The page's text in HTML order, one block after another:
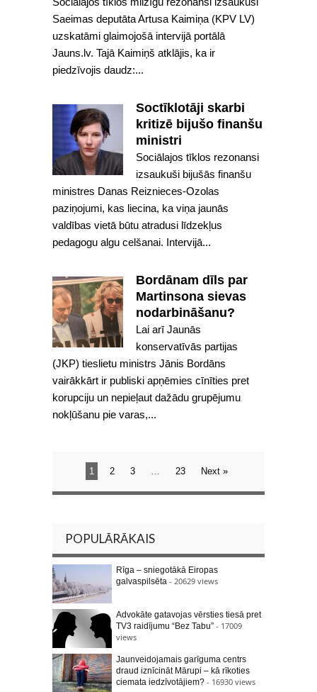
Saeimas deputāta Artusa Kaimiņa (KPV LV)
uzskatāmi glaimojošā intervijā portālā
Jauns.lv. Tajā Kaimiņš atklājis, ka ir
piedzīvojis daudz:...
Soctīklotāji skarbi
kritizē bijušo finanšu
ministri
Sociālajos tīklos rezonansi
izsaukuši bijušās finanšu
ministres Danas Reiznieces-Ozolas
paziņojumi, kas liecina, ka viņa jaunās
valdības vietā būtu atradusi līdzekļus
pedagogu algu celšanai. Intervijā...
Bordānam dīls par
Martinsona sievas
nodarbināšanu?
Lai arī Jaunās
konservatīvās partijas
(JKP) tieslietu ministrs Jānis Bordāns
vairākkārt ir publiski apņēmies cīnīties pret
korupciju un nepieļaut dažādu grupējumu
nokļūšanu pie varas,...
1 2 3 … 23 Next »
POPULĀRĀKAIS
Rīga – sniegotākā Eiropas
galvaspilsēta - 20629 views
Advokāte gatavojas vērsties tiesā pret
TV3 raidījumu “Bez Tabu” - 17009
views
Jaunveidojamais garīguma centrs
draud iznīcināt Mārupi – kā rīkoties
ciemata iedzīvotājiem? - 16930 views